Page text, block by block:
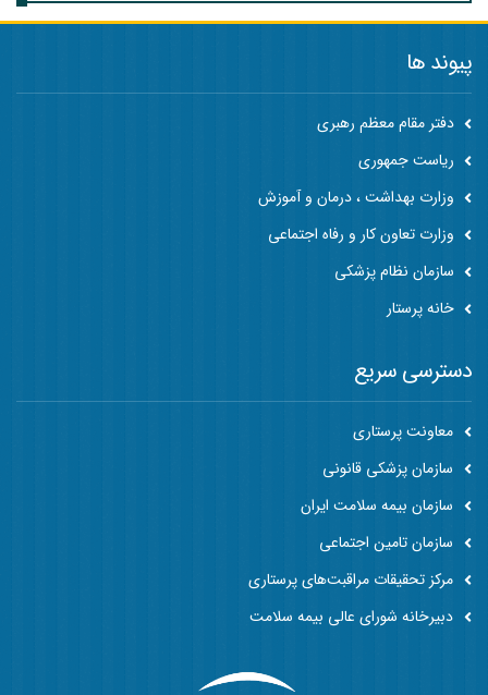
پیوند ها
دفتر مقام معظم رهبری
ریاست جمهوری
وزارت بهداشت ، درمان و آموزش
وزارت تعاون کار و رفاه اجتماعی
سازمان نظام پزشکی
خانه پرستار
دسترسی سریع
معاونت پرستاری
سازمان پزشکی قانونی
سازمان بیمه سلامت ایران
سازمان تامین اجتماعی
مرکز تحقیقات مراقبت‌های پرستاری
دبیرخانه شورای عالی بیمه سلامت